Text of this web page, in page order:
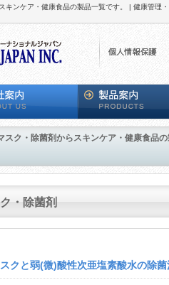
キンケア・健康食品の製品一覧です。 | 健康管
スク・除菌剤からスキンケア・健康食品
・除菌剤
クと弱(微)酸性次亜塩素酸水の除